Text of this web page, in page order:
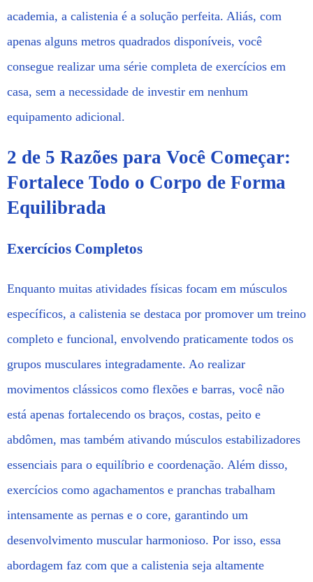
academia, a calistenia é a solução perfeita. Aliás, com
apenas alguns metros quadrados disponíveis, você
consegue realizar uma série completa de exercícios em
casa, sem a necessidade de investir em nenhum
equipamento adicional.
2 de 5 Razões para Você Começar:
Fortalece Todo o Corpo de Forma
Equilibrada
Exercícios Completos
Enquanto muitas atividades físicas focam em músculos
específicos, a calistenia se destaca por promover um treino
completo e funcional, envolvendo praticamente todos os
grupos musculares integradamente. Ao realizar
movimentos clássicos como flexões e barras, você não
está apenas fortalecendo os braços, costas, peito e
abdômen, mas também ativando músculos estabilizadores
essenciais para o equilíbrio e coordenação. Além disso,
exercícios como agachamentos e pranchas trabalham
intensamente as pernas e o core, garantindo um
desenvolvimento muscular harmonioso. Por isso, essa
abordagem faz com que a calistenia seja altamente